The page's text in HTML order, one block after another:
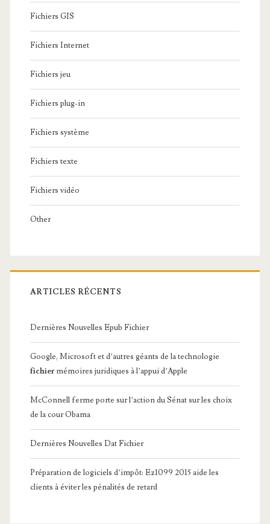
Fichiers GIS
Fichiers Internet
Fichiers jeu
Fichiers plug-in
Fichiers système
Fichiers texte
Fichiers vidéo
Other
ARTICLES RÉCENTS
Dernières Nouvelles Epub Fichier
Google, Microsoft et d’autres géants de la technologie
fichier mémoires juridiques à l’appui d’Apple
McConnell ferme porte sur l’action du Sénat sur les choix
de la cour Obama
Dernières Nouvelles Dat Fichier
Préparation de logiciels d’impôt: Ez1099 2015 aide les
clients à éviter les pénalités de retard